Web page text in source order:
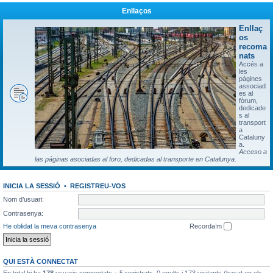
Enllaços
Enllaç
os
recoma
nats
Accés a
les
pàgines
associad
es al
fòrum,
dedicade
s al
transport
a
Cataluny
a.
Acceso a
las páginas asociadas al foro, dedicadas al transporte en Catalunya.
INICIA LA SESSIÓ • REGISTREU-VOS
Nom d’usuari:
Contrasenya:
He oblidat la meva contrasenya
Recorda’m
QUI ESTÀ CONNECTAT